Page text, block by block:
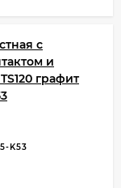
с
и
графит
K53